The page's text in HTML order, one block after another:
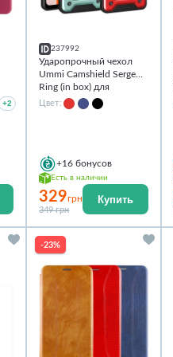
+2
237992
Ударопрочный чехол
Ummi Camshield Serge
Ring (in box) для
Samsung Galaxy A04s
Цвет:
+16 бонусов
Есть в наличии
329грн
349 грн
Купить
-23%